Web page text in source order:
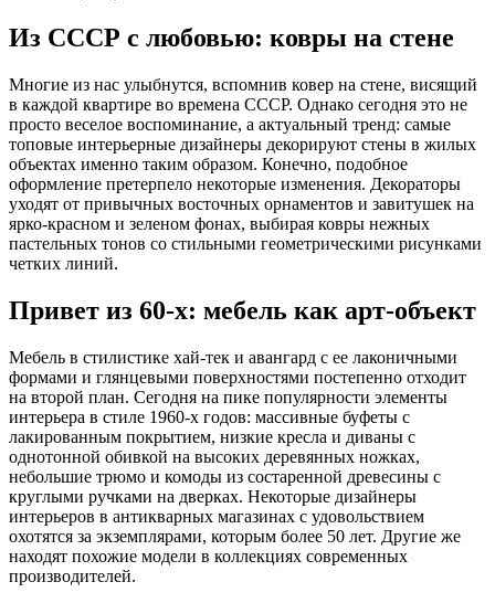
Из СССР с любовью: ковры на стене
Многие из нас улыбнутся, вспомнив ковер на стене, висящий
в каждой квартире во времена СССР. Однако сегодня это не
просто веселое воспоминание, а актуальный тренд: самые
топовые интерьерные дизайнеры декорируют стены в жилых
объектах именно таким образом. Конечно, подобное
оформление претерпело некоторые изменения. Декораторы
уходят от привычных восточных орнаментов и завитушек на
ярко-красном и зеленом фонах, выбирая ковры нежных
пастельных тонов со стильными геометрическими рисунками
четких линий.
Привет из 60-х: мебель как арт-объект
Мебель в стилистике хай-тек и авангард с ее лаконичными
формами и глянцевыми поверхностями постепенно отходит
на второй план. Сегодня на пике популярности элементы
интерьера в стиле 1960-х годов: массивные буфеты с
лакированным покрытием, низкие кресла и диваны с
однотонной обивкой на высоких деревянных ножках,
небольшие трюмо и комоды из состаренной древесины с
круглыми ручками на дверках. Некоторые дизайнеры
интерьеров в антикварных магазинах с удовольствием
охотятся за экземплярами, которым более 50 лет. Другие же
находят похожие модели в коллекциях современных
производителей.